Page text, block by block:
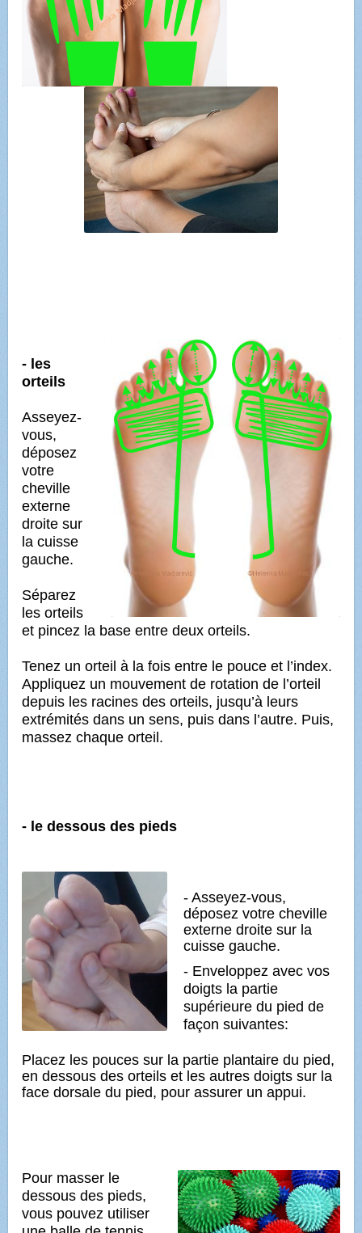
- les
orteils
Asseyez-
vous,
déposez
votre
cheville
externe
droite sur
la cuisse
gauche.
Séparez
les orteils
et pincez la base entre deux orteils.
Tenez un orteil à la fois entre le pouce et l’index.
Appliquez un mouvement de rotation de l’orteil
depuis les racines des orteils, jusqu’à leurs
extrémités dans un sens, puis dans l’autre. Puis,
massez chaque orteil.
- le dessous des pieds
- Asseyez-vous,
déposez votre cheville
externe droite sur la
cuisse gauche.
- Enveloppez avec vos
doigts la partie
supérieure du pied de
façon suivantes:
Placez les pouces sur la partie plantaire du pied,
en dessous des orteils et les autres doigts sur la
face dorsale du pied, pour assurer un appui.
Pour masser le
dessous des pieds,
vous pouvez utiliser